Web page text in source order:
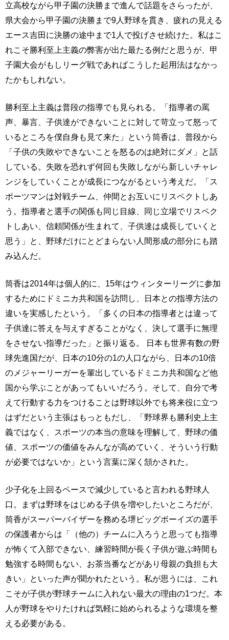
立高校ながら甲子園の決勝まで進んで話題をさらったが、
県大会から甲子園の決勝まで9人野球を貫き、疲れの見える
エース吉田に決勝の途中まで1人で投げさせ続けた。私はこ
れこそ勝利至上主義の弊害が出た最たる例だと思うが、甲
子園大会がもしリーグ戦であればこうした起用法はなかっ
たかもしれない。
勝利至上主義は普段の指導でも見られる。「指導者の罵
声、暴言、子供達ができないことに対して苛立って怒って
いるところを僕自身も見て来た」という筒香は、普段から
「子供の失敗やできないことを怒るのは絶対にダメ」と話
している。失敗を恐れず何回も失敗しながら新しいチャレ
ンジをしていくことが成長につながるという考えだ。「ス
ポーツマンは対戦チーム、仲間とお互いにリスペクトしあ
う。指導者と選手の関係も同じ目線、同じ立場でリスペク
トしあい、信頼関係が生まれて、子供達は成長していくと
思う」と、野球だけにとどまらない人間形成の部分にも踏
み込んだ。
筒香は2014年は個人的に、15年はウィンターリーグに参加
するためにドミニカ共和国を訪問し、日本との指導方法の
違いを実感したという。「多くの日本の指導者とは違って
子供達に答えを与えすぎることがなく、決して選手に無理
をさせない指導だった」と振り返る。 日本も世界有数の野
球先進国だが、日本の10分の1の人口ながら、日本の10倍
のメジャーリーガーを輩出しているドミニカ共和国など他
国から学ぶことがあってもいいだろう。そして、自分で考
えて行動する力をつけることは野球以外でも将来役に立つ
はずだという主張はもっともだし、「野球界も勝利史上主
義ではなく、スポーツの本当の意味を理解して、野球の価
値、スポーツの価値をみんなが高めていく、そういう行動
が必要ではないか」という言葉に深く頷かされた。
少子化を上回るペースで減少していると言われる野球人
口。まずは野球をはじめる子供を増やしたいところだが、
筒香がスーパーバイザーを務める堺ビッグボーイズの選手
の保護者からは「（他の）チームに入ろうと思っても指導
が怖くて入部できない、練習時間が長く子供が遊ぶ時間も
勉強する時間もない、お茶当番などがあり母親の負担も大
きい」といった声が聞かれたという。私が思うには、これ
こそが子供が野球チームに入れない最大の理由の1つだ。本
人が野球をやりたければ気軽に始められるような環境を整
える必要がある。